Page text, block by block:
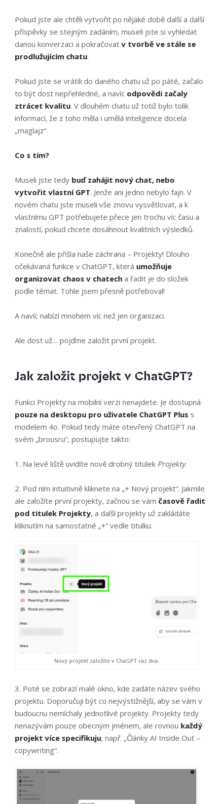
Pokud jste ale chtěli vytvořit po nějaké době další a další
příspěvky se stejným zadáním, museli jste si vyhledat
danou konverzaci a pokračovat v tvorbě ve stále se
prodlužujícím chatu.
Pokud jste se vrátili do daného chatu už po páté, začalo
to být dost nepřehledné, a navíc odpovědi začaly
ztrácet kvalitu. V dlouhém chatu už totiž bylo tolik
informací, že z toho měla i umělá inteligence docela
„maglajz“.
Co s tím?
Museli jste tedy buď zahájit nový chat, nebo
vytvořit vlastní GPT. Jenže ani jedno nebylo fajn. V
novém chatu jste museli vše znovu vysvětlovat, a k
vlastnímu GPT potřebujete přece jen trochu víc času a
znalostí, pokud chcete dosáhnout kvalitních výsledků.
Konečně ale přišla naše záchrana – Projekty! Dlouho
očekávaná funkce v ChatGPT, která umožňuje
organizovat chaos v chatech a řadit je do složek
podle témat. Tohle jsem přesně potřeboval!
A navíc nabízí mnohem víc než jen organizaci.
Ale dost už… pojďme založit první projekt.
Jak založit projekt v ChatGPT?
Funkci Projekty na mobilní verzi nenajdete. Je dostupná
pouze na desktopu pro uživatele ChatGPT Plus s
modelem 4o. Pokud tedy máte otevřený ChatGPT na
svém „brousru“, postupujte takto:
1. Na levé liště uvidíte nově drobný titulek Projekty.
2. Pod ním intuitivně kliknete na „+ Nový projekt“. Jakmile
ale založíte první projekty, začnou se vám časově řadit
pod titulek Projekty, a další projekty už zakládáte
kliknutím na samostatné „+“ vedle titulku.
Nový projekt založíte v ChaGPT raz dva.
3. Poté se zobrazí malé okno, kde zadáte název svého
projektu. Doporučuji být co nejvýstižnější, aby se vám v
budoucnu nemíchaly jednotlivé projekty. Projekty tedy
nenazývám pouze obecným jménem, ale rovnou každý
projekt více specifikuju, např. „Články AI Inside Out –
copywriting“.